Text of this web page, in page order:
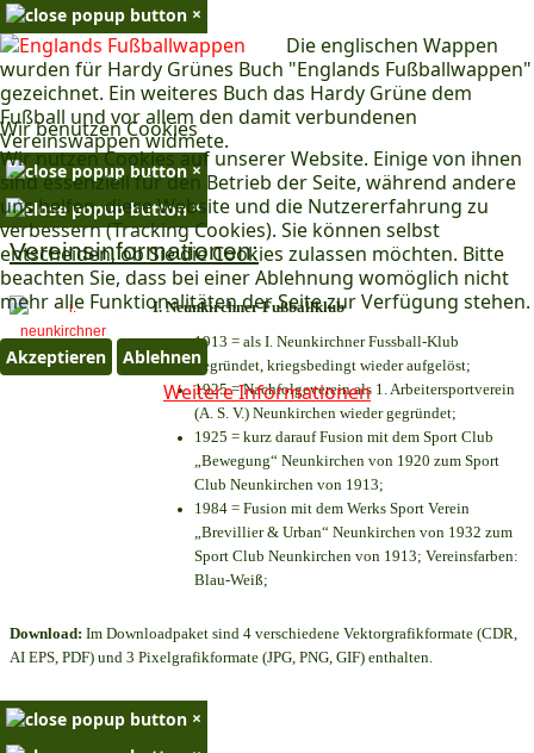
Wir benutzen Cookies
Wir nutzen Cookies auf unserer Website. Einige von ihnen
sind essenziell für den Betrieb der Seite, während andere
uns helfen, diese Website und die Nutzererfahrung zu
verbessern (Tracking Cookies). Sie können selbst
entscheiden, ob Sie die Cookies zulassen möchten. Bitte
beachten Sie, dass bei einer Ablehnung womöglich nicht
mehr alle Funktionalitäten der Seite zur Verfügung stehen.
Akzeptieren Ablehnen
Weitere Informationen
×
Die englischen Wappen
wurden für Hardy Grünes Buch "Englands Fußballwappen"
gezeichnet. Ein weiteres Buch das Hardy Grüne dem
Fußball und vor allem den damit verbundenen
Vereinswappen widmete.
×
×
Vereinsinformationen:
I. Neunkirchner Fußballklub
1913 = als I. Neunkirchner Fussball-Klub
gegründet, kriegsbedingt wieder aufgelöst;
1925 = Nachfolgeverein als 1. Arbeitersportverein
(A. S. V.) Neunkirchen wieder gegründet;
1925 = kurz darauf Fusion mit dem Sport Club
„Bewegung“ Neunkirchen von 1920 zum Sport
Club Neunkirchen von 1913;
1984 = Fusion mit dem Werks Sport Verein
„Brevillier & Urban“ Neunkirchen von 1932 zum
Sport Club Neunkirchen von 1913; Vereinsfarben:
Blau-Weiß;
Download: Im Downloadpaket sind 4 verschiedene Vektorgrafikformate (CDR,
AI EPS, PDF) und 3 Pixelgrafikformate (JPG, PNG, GIF) enthalten.
×